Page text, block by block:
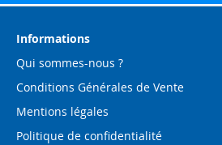
notre
d’information
Informations
Qui sommes-nous ?
Conditions Générales de Vente
Mentions légales
Politique de confidentialité